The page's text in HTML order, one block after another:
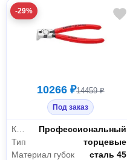
-29%
10266 ₽14459 ₽
Под заказ
Профессиональный
Тип
торцевые
Материал губок
сталь 45